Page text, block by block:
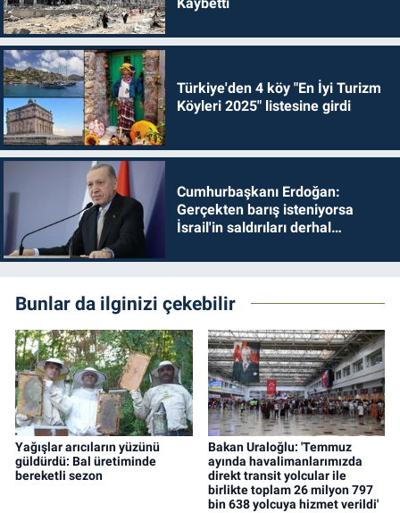
Türkiye'den 4 köy "En İyi Turizm
Köyleri 2025" listesine girdi
Cumhurbaşkanı Erdoğan:
Gerçekten barış isteniyorsa
İsrail'in saldırıları derhal
Bunlar da ilginizi çekebilir
Yağışlar arıcıların yüzünü
güldürdü: Bal üretiminde
bereketli sezon
Bakan Uraloğlu: 'Temmuz
ayında havalimanlarımızda
direkt transit yolcular ile
birlikte toplam 26 milyon 797
bin 638 yolcuya hizmet verildi'